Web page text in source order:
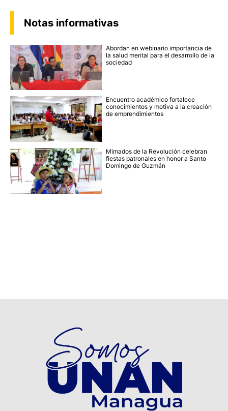
Notas informativas
Abordan en webinario importancia de
la salud mental para el desarrollo de la
sociedad
Encuentro académico fortalece
conocimientos y motiva a la creación
de emprendimientos
Mimados de la Revolución celebran
fiestas patronales en honor a Santo
Domingo de Guzmán